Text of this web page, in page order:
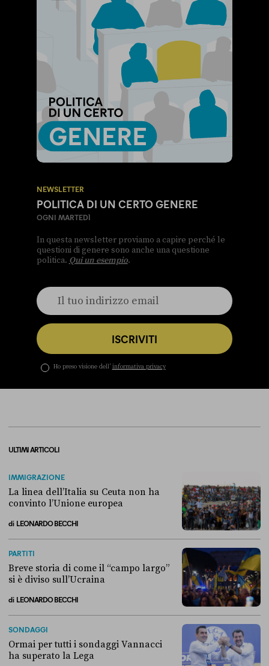
NEWSLETTER
POLITICA DI UN CERTO GENERE
OGNI MARTEDÌ
In questa newsletter proviamo a capire perché le
questioni di genere sono anche una questione
politica. Qui un esempio.
ISCRIVITI
Ho preso visione dell’ informativa privacy
ULTIMI ARTICOLI
IMMIGRAZIONE
La linea dell’Italia su Ceuta non ha
convinto l’Unione europea
di LEONARDO BECCHI
PARTITI
Breve storia di come il “campo largo”
si è diviso sull’Ucraina
di LEONARDO BECCHI
SONDAGGI
Ormai per tutti i sondaggi Vannacci
ha superato la Lega